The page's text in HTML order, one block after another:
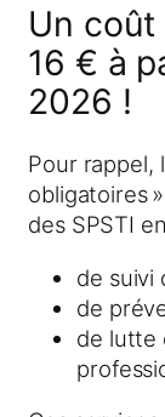
Un
16 € à
2026 !
Pour rappel,
obligatoires
des SPSTI
de suivi
de
de lutte